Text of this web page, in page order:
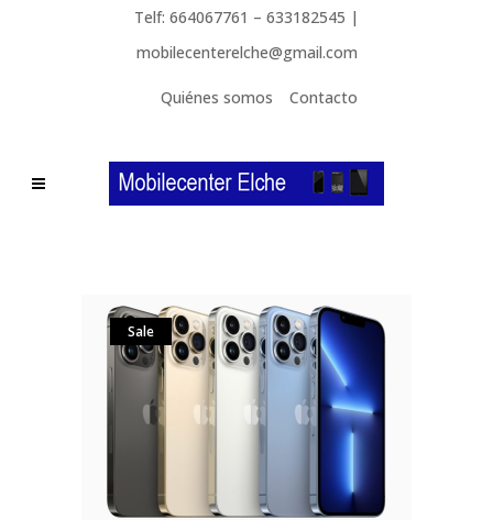
Telf: 664067761 – 633182545 |
mobilecenterelche@gmail.com
Quiénes somos Contacto
Sale